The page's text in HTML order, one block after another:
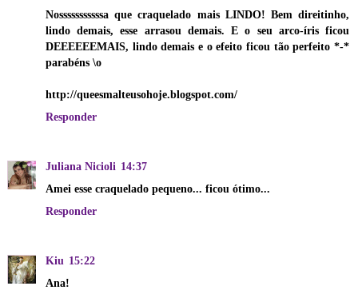
Nosssssssssssa que craquelado mais LINDO! Bem direitinho,
lindo demais, esse arrasou demais. E o seu arco-íris ficou
DEEEEEEMAIS, lindo demais e o efeito ficou tão perfeito *-*
parabéns \o
http://queesmalteusohoje.blogspot.com/
Responder
Juliana Nicioli 14:37
Amei esse craquelado pequeno... ficou ótimo...
Responder
Kiu 15:22
Ana!